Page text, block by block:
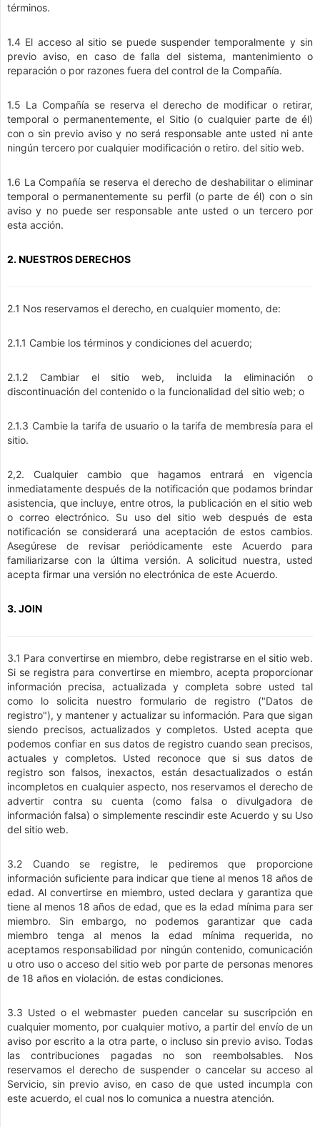
términos.
1.4 El acceso al sitio se puede suspender temporalmente y sin
previo aviso, en caso de falla del sistema, mantenimiento o
reparación o por razones fuera del control de la Compañía.
1.5 La Compañía se reserva el derecho de modificar o retirar,
temporal o permanentemente, el Sitio (o cualquier parte de él)
con o sin previo aviso y no será responsable ante usted ni ante
ningún tercero por cualquier modificación o retiro. del sitio web.
1.6 La Compañía se reserva el derecho de deshabilitar o eliminar
temporal o permanentemente su perfil (o parte de él) con o sin
aviso y no puede ser responsable ante usted o un tercero por
esta acción.
2. NUESTROS DERECHOS
2.1 Nos reservamos el derecho, en cualquier momento, de:
2.1.1 Cambie los términos y condiciones del acuerdo;
2.1.2 Cambiar el sitio web, incluida la eliminación o
discontinuación del contenido o la funcionalidad del sitio web; o
2.1.3 Cambie la tarifa de usuario o la tarifa de membresía para el
sitio.
2,2. Cualquier cambio que hagamos entrará en vigencia
inmediatamente después de la notificación que podamos brindar
asistencia, que incluye, entre otros, la publicación en el sitio web
o correo electrónico. Su uso del sitio web después de esta
notificación se considerará una aceptación de estos cambios.
Asegúrese de revisar periódicamente este Acuerdo para
familiarizarse con la última versión. A solicitud nuestra, usted
acepta firmar una versión no electrónica de este Acuerdo.
3. JOIN
3.1 Para convertirse en miembro, debe registrarse en el sitio web.
Si se registra para convertirse en miembro, acepta proporcionar
información precisa, actualizada y completa sobre usted tal
como lo solicita nuestro formulario de registro ("Datos de
registro"), y mantener y actualizar su información. Para que sigan
siendo precisos, actualizados y completos. Usted acepta que
podemos confiar en sus datos de registro cuando sean precisos,
actuales y completos. Usted reconoce que si sus datos de
registro son falsos, inexactos, están desactualizados o están
incompletos en cualquier aspecto, nos reservamos el derecho de
advertir contra su cuenta (como falsa o divulgadora de
información falsa) o simplemente rescindir este Acuerdo y su Uso
del sitio web.
3.2 Cuando se registre, le pediremos que proporcione
información suficiente para indicar que tiene al menos 18 años de
edad. Al convertirse en miembro, usted declara y garantiza que
tiene al menos 18 años de edad, que es la edad mínima para ser
miembro. Sin embargo, no podemos garantizar que cada
miembro tenga al menos la edad mínima requerida, no
aceptamos responsabilidad por ningún contenido, comunicación
u otro uso o acceso del sitio web por parte de personas menores
de 18 años en violación. de estas condiciones.
3.3 Usted o el webmaster pueden cancelar su suscripción en
cualquier momento, por cualquier motivo, a partir del envío de un
aviso por escrito a la otra parte, o incluso sin previo aviso. Todas
las contribuciones pagadas no son reembolsables. Nos
reservamos el derecho de suspender o cancelar su acceso al
Servicio, sin previo aviso, en caso de que usted incumpla con
este acuerdo, el cual nos lo comunica a nuestra atención.